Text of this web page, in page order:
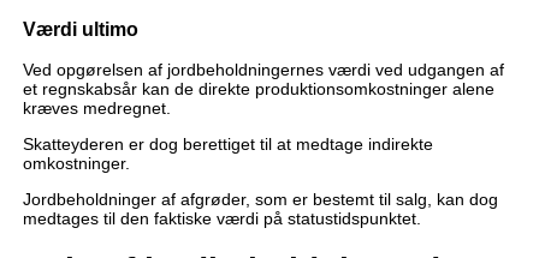
Værdi ultimo
Ved opgørelsen af jordbeholdningernes værdi ved udgangen af
et regnskabsår kan de direkte produktionsomkostninger alene
kræves medregnet.
Skatteyderen er dog berettiget til at medtage indirekte
omkostninger.
Jordbeholdninger af afgrøder, som er bestemt til salg, kan dog
medtages til den faktiske værdi på statustidspunktet.